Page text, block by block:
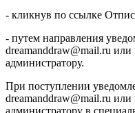
- кликнув по ссылке
- путем направления
dreamanddraw@mail.ru
администратору.
При поступлении
dreamanddraw@mail.ru
администратору в